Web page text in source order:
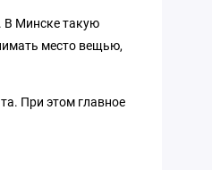
В Минске такую
место вещью,
При этом главное